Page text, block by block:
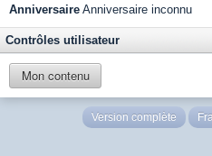
Anniversaire Anniversaire inconnu
Contrôles utilisateur
Mon contenu
Version complète